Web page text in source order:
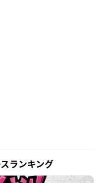
ランキング